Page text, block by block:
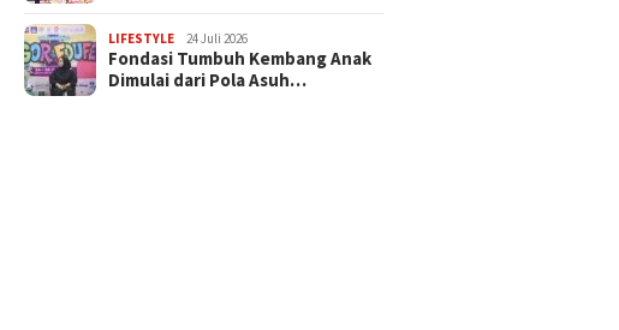
LIFESTYLE 24 Juli 2026
Fondasi Tumbuh Kembang Anak
Dimulai dari Pola Asuh…